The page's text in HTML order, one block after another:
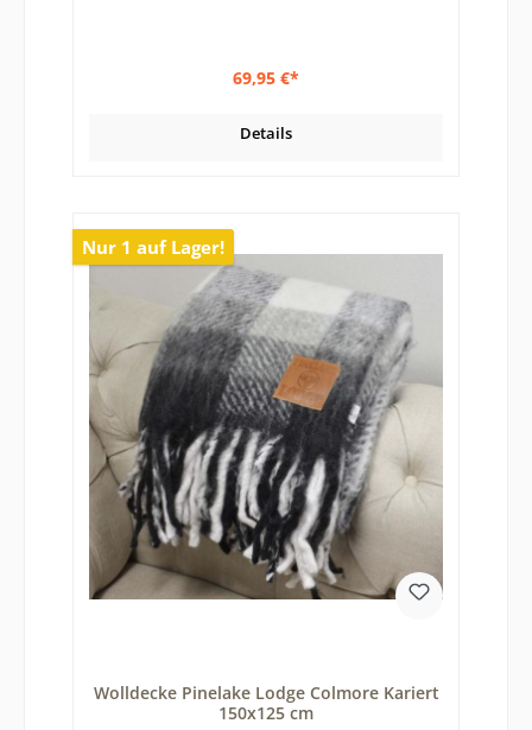
69,95 €*
Details
Nur 1 auf Lager!
Wolldecke Pinelake Lodge Colmore Kariert
150x125 cm